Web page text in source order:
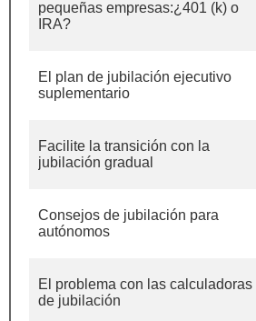
pequeñas empresas:¿401 (k) o
IRA?
El plan de jubilación ejecutivo
suplementario
Facilite la transición con la
jubilación gradual
Consejos de jubilación para
autónomos
El problema con las calculadoras
de jubilación